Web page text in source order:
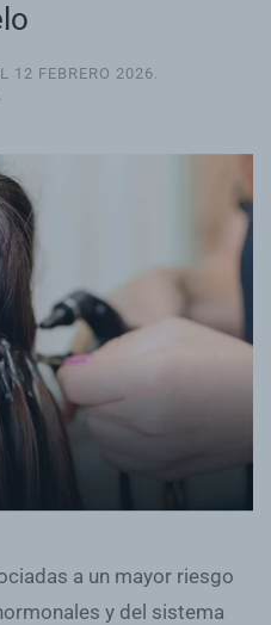
12 FEBRERO 2026.
a un mayor riesgo
y del sistema